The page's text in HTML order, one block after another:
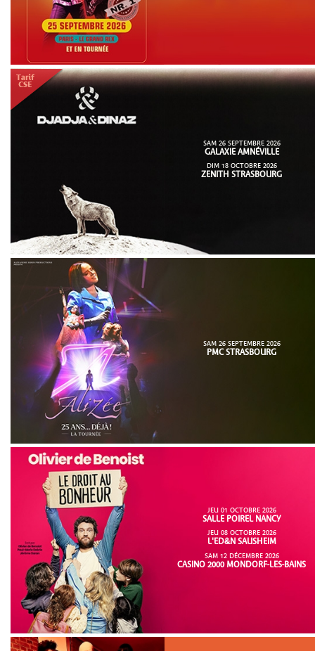
SAM 26 SEPTEMBRE 2026
GALAXIE AMNÉVILLE
DIM 18 OCTOBRE 2026
ZENITH STRASBOURG
SAM 26 SEPTEMBRE 2026
PMC STRASBOURG
JEU 01 OCTOBRE 2026
SALLE POIREL NANCY
JEU 08 OCTOBRE 2026
L'ED&N SAUSHEIM
SAM 12 DÉCEMBRE 2026
CASINO 2000 MONDORF-LES-BAINS